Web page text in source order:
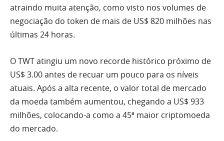
atraindo muita atenção, como visto nos volumes de
negociação do token de mais de US$ 820 milhões nas
últimas 24 horas.
O TWT atingiu um novo recorde histórico próximo de
US$ 3.00 antes de recuar um pouco para os níveis
atuais. Após a alta recente, o valor total de mercado
da moeda também aumentou, chegando a US$ 933
milhões, colocando-a como a 45ª maior criptomoeda
do mercado.